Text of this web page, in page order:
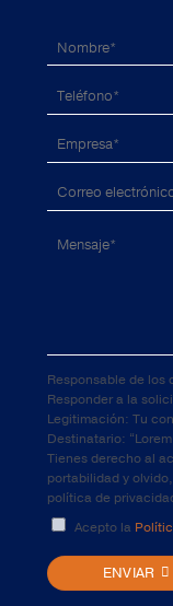
Responsable de los
Responder a la
Legitimación: Tu
Destinatario:
Tienes derecho al
portabilidad y
política de
Acepto la
ENVIAR